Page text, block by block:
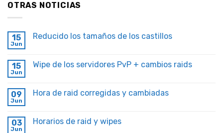
OTRAS NOTICIAS
15
Jun
Reducido los tamaños de los castillos
15
Jun
Wipe de los servidores PvP + cambios raids
09
Jun
Hora de raid corregidas y cambiadas
03
Jun
Horarios de raid y wipes